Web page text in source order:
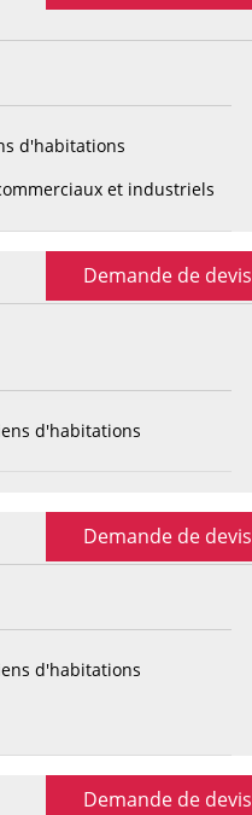
d'habitations
et industriels
Demande de devis
d'habitations
Demande de devis
d'habitations
Demande de devis